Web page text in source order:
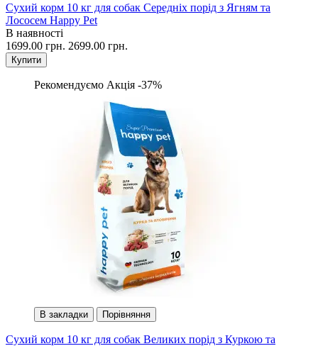
Сухий корм 10 кг для собак Середніх порід з Ягням та
Лососем Happy Pet
В наявності
1699.00 грн. 2699.00 грн.
Купити
Рекомендуємо Акція -37%
В закладки Порівняння
Сухий корм 10 кг для собак Великих порід з Куркою та